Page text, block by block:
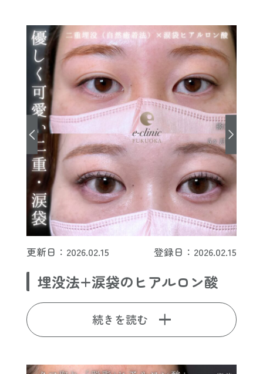
更新日：2026.02.15 登録日：2026.02.15
埋没法+涙袋のヒアルロン酸
続きを読む